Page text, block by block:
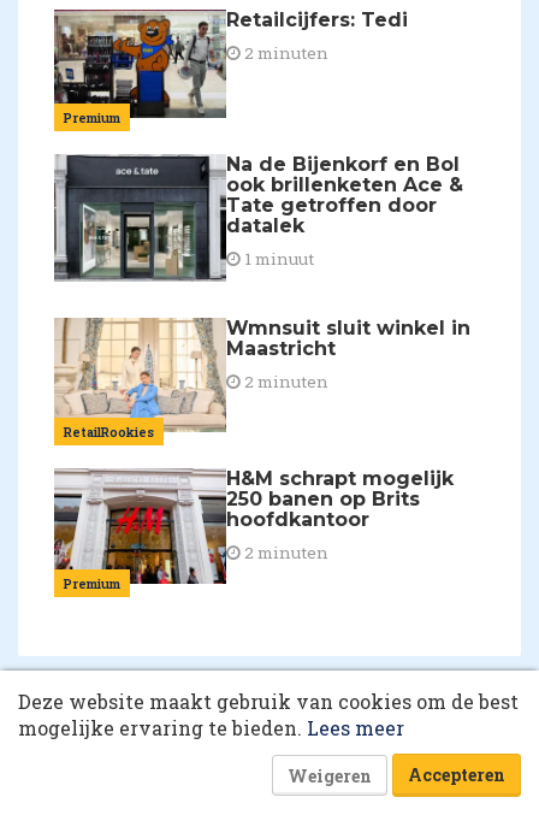
Premium
Retailcijfers: Tedi
2 minuten
Na de Bijenkorf en Bol
ook brillenketen Ace &
Tate getroffen door
datalek
1 minuut
RetailRookies
Wmnsuit sluit winkel in
Maastricht
2 minuten
Premium
H&M schrapt mogelijk
250 banen op Brits
hoofdkantoor
2 minuten
Mis niets van het laatste
Deze website maakt gebruik van cookies om de best
mogelijke ervaring te bieden. Lees meer
Weigeren Accepteren
Korting op events